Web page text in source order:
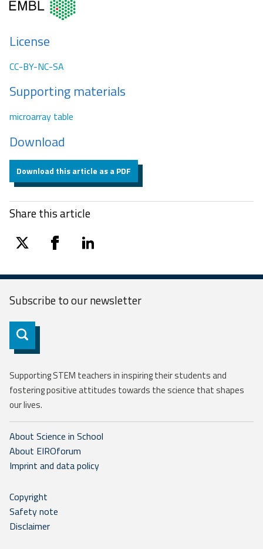
License
CC-BY-NC-SA
Supporting materials
microarray table
Download
Download this article as a PDF
Share this article
twitter facebooklinkedin
Subscribe to ournewsletter
Subscribe
Supporting STEM teachers in inspiring their students and
fostering positive attitudes towards the science that shapes
our lives.
About Science in School
About EIROforum
Imprint and data policy
Copyright
Safety note
Disclaimer